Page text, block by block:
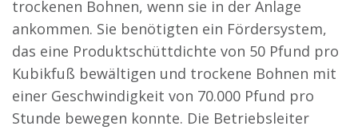
trockenen Bohnen, wenn sie in der Anlage
ankommen. Sie benötigten ein Fördersystem,
das eine Produktschüttdichte von 50 Pfund pro
Kubikfuß bewältigen und trockene Bohnen mit
einer Geschwindigkeit von 70.000 Pfund pro
Stunde bewegen konnte. Die Betriebsleiter